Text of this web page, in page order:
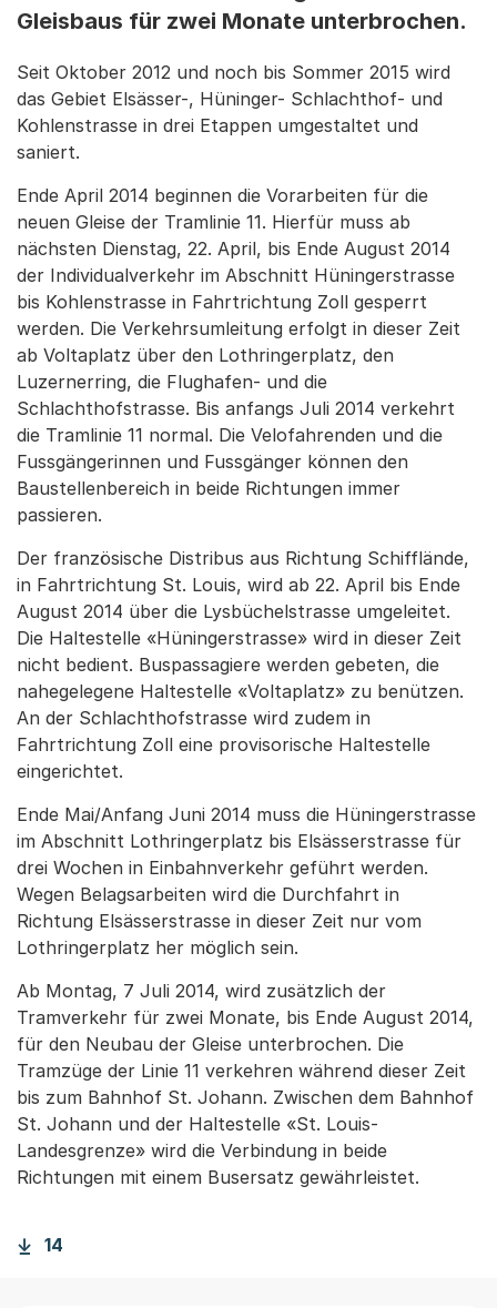
Gleisbaus für zwei Monate unterbrochen.
Seit Oktober 2012 und noch bis Sommer 2015 wird
das Gebiet Elsässer-, Hüninger- Schlachthof- und
Kohlenstrasse in drei Etappen umgestaltet und
saniert.
Ende April 2014 beginnen die Vorarbeiten für die
neuen Gleise der Tramlinie 11. Hierfür muss ab
nächsten Dienstag, 22. April, bis Ende August 2014
der Individualverkehr im Abschnitt Hüningerstrasse
bis Kohlenstrasse in Fahrtrichtung Zoll gesperrt
werden. Die Verkehrsumleitung erfolgt in dieser Zeit
ab Voltaplatz über den Lothringerplatz, den
Luzernerring, die Flughafen- und die
Schlachthofstrasse. Bis anfangs Juli 2014 verkehrt
die Tramlinie 11 normal. Die Velofahrenden und die
Fussgängerinnen und Fussgänger können den
Baustellenbereich in beide Richtungen immer
passieren.
Der französische Distribus aus Richtung Schifflände,
in Fahrtrichtung St. Louis, wird ab 22. April bis Ende
August 2014 über die Lysbüchelstrasse umgeleitet.
Die Haltestelle «Hüningerstrasse» wird in dieser Zeit
nicht bedient. Buspassagiere werden gebeten, die
nahegelegene Haltestelle «Voltaplatz» zu benützen.
An der Schlachthofstrasse wird zudem in
Fahrtrichtung Zoll eine provisorische Haltestelle
eingerichtet.
Ende Mai/Anfang Juni 2014 muss die Hüningerstrasse
im Abschnitt Lothringerplatz bis Elsässerstrasse für
drei Wochen in Einbahnverkehr geführt werden.
Wegen Belagsarbeiten wird die Durchfahrt in
Richtung Elsässerstrasse in dieser Zeit nur vom
Lothringerplatz her möglich sein.
Ab Montag, 7 Juli 2014, wird zusätzlich der
Tramverkehr für zwei Monate, bis Ende August 2014,
für den Neubau der Gleise unterbrochen. Die
Tramzüge der Linie 11 verkehren während dieser Zeit
bis zum Bahnhof St. Johann. Zwischen dem Bahnhof
St. Johann und der Haltestelle «St. Louis-
Landesgrenze» wird die Verbindung in beide
Richtungen mit einem Busersatz gewährleistet.
14